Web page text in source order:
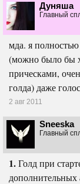
Дуняша
Главный
мда. я полностью
(можно было бы
прическами,
голда) даже
2 авг 2011
Sneeska
Главный
1.Голд при
дополнительных